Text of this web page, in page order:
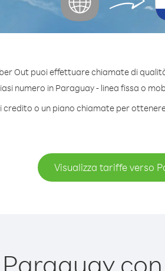
Out puoi effettuare chiamate di
numero in Paraguay - linea fissa o
o un piano chiamate per
Visualizza tariffe verso